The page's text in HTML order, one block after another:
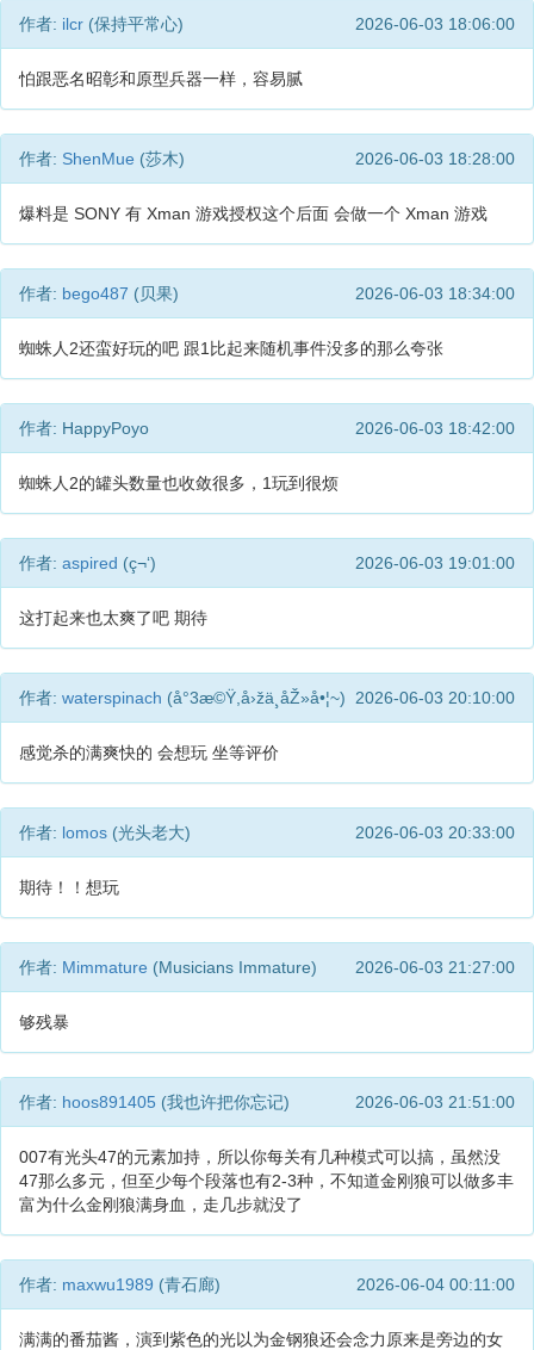
作者: ilcr (保持平常心) 2026-06-03 18:06:00
怕跟恶名昭彰和原型兵器一样，容易腻
作者: ShenMue (莎木) 2026-06-03 18:28:00
爆料是 SONY 有 Xman 游戏授权这个后面 会做一个 Xman 游戏
作者: bego487 (贝果) 2026-06-03 18:34:00
蜘蛛人2还蛮好玩的吧 跟1比起来随机事件没多的那么夸张
作者: HappyPoyo 2026-06-03 18:42:00
蜘蛛人2的罐头数量也收敛很多，1玩到很烦
作者: aspired (ç¬‘) 2026-06-03 19:01:00
这打起来也太爽了吧 期待
作者: waterspinach (å°3æ©Ÿ,å›žä¸åŽ»å•¦~) 2026-06-03 20:10:00
感觉杀的满爽快的 会想玩 坐等评价
作者: lomos (光头老大) 2026-06-03 20:33:00
期待！！想玩
作者: Mimmature (Musicians Immature) 2026-06-03 21:27:00
够残暴
作者: hoos891405 (我也许把你忘记) 2026-06-03 21:51:00
007有光头47的元素加持，所以你每关有几种模式可以搞，虽然没
47那么多元，但至少每个段落也有2-3种，不知道金刚狼可以做多丰
富为什么金刚狼满身血，走几步就没了
作者: maxwu1989 (青石廊) 2026-06-04 00:11:00
满满的番茄酱，演到紫色的光以为金钢狼还会念力原来是旁边的女